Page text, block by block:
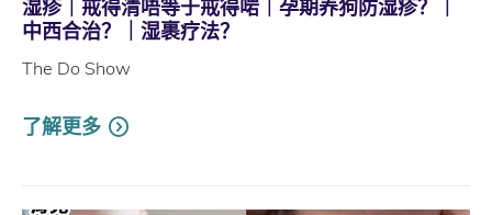
湿疹｜戒得清唔等于戒得啱｜孕期养狗防湿疹？｜
中西合治？｜湿裹疗法？
The Do Show
了解更多